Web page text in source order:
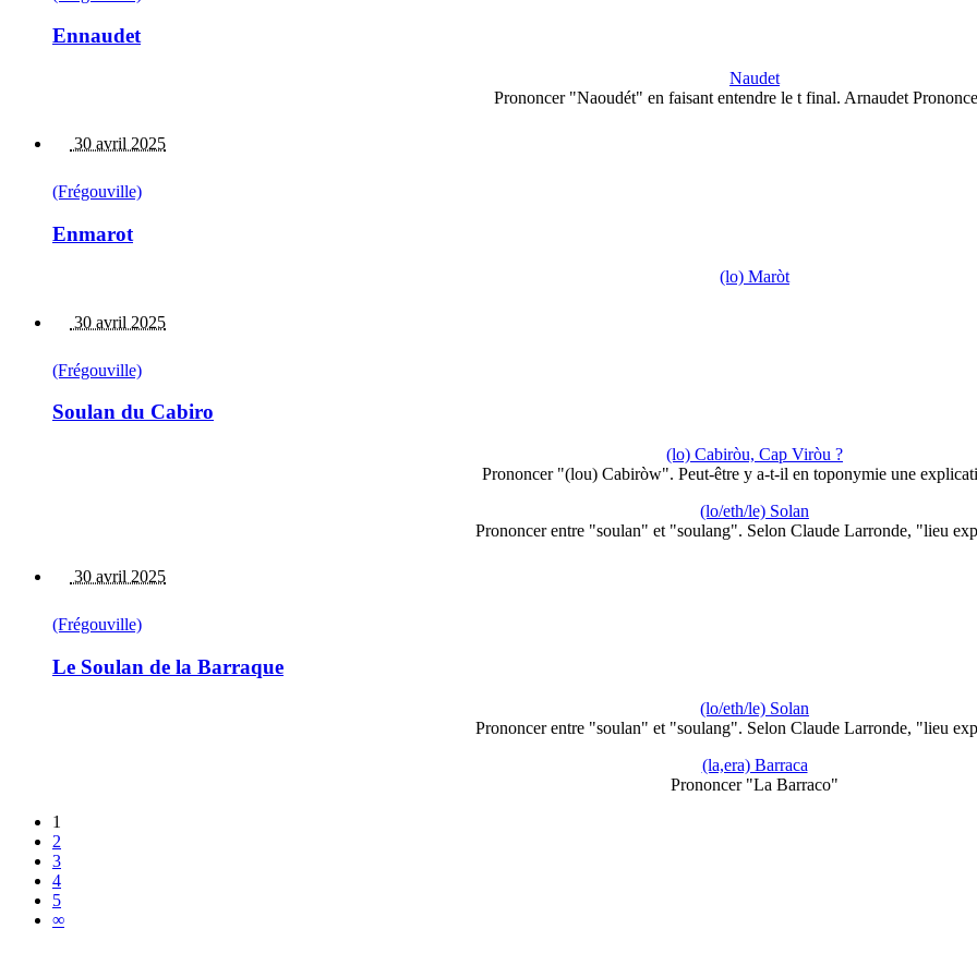
Ennaudet
Naudet
Prononcer "Naoudét" en faisant entendre le t final. Arnaudet
30 avril 2025
(Frégouville)
Enmarot
(lo) Maròt
30 avril 2025
(Frégouville)
Soulan du Cabiro
(lo) Cabiròu, Cap Viròu ?
Prononcer "(lou) Cabiròw". Peut-être y a-t-il en toponymie une
(lo/eth/le) Solan
Prononcer entre "soulan" et "soulang". Selon Claude Larronde, "lieu
30 avril 2025
(Frégouville)
Le Soulan de la Barraque
(lo/eth/le) Solan
Prononcer entre "soulan" et "soulang". Selon Claude Larronde, "lieu
(la,era) Barraca
Prononcer "La Barraco"
1
2
3
4
5
∞